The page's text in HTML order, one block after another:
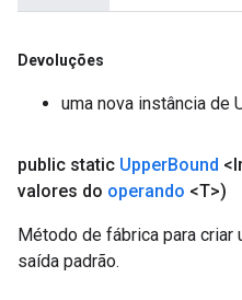
Devoluções
uma nova instância de
public static UpperBound
valores do operando <T>)
Método de fábrica para criar
saída padrão.